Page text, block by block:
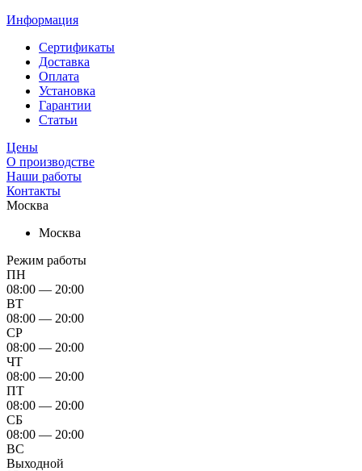
Информация
Сертификаты
Доставка
Оплата
Установка
Гарантии
Статьи
Цены
О производстве
Наши работы
Контакты
Москва
Москва
Режим работы
ПН
08:00 — 20:00
ВТ
08:00 — 20:00
СР
08:00 — 20:00
ЧТ
08:00 — 20:00
ПТ
08:00 — 20:00
СБ
08:00 — 20:00
ВС
Выходной